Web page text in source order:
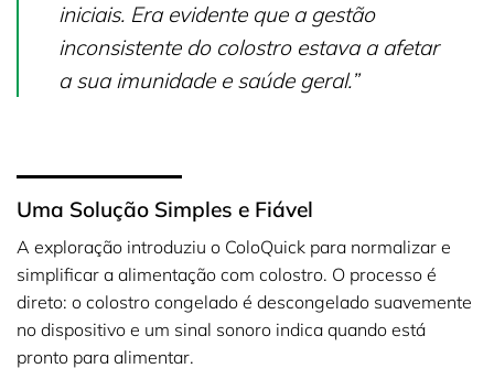
iniciais. Era evidente que a gestão
inconsistente do colostro estava a afetar
a sua imunidade e saúde geral.”
Uma Solução Simples e Fiável
A exploração introduziu o ColoQuick para normalizar e
simplificar a alimentação com colostro. O processo é
direto: o colostro congelado é descongelado suavemente
no dispositivo e um sinal sonoro indica quando está
pronto para alimentar.